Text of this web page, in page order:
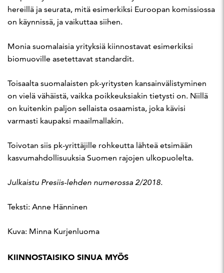
hereillä ja seurata, mitä esimerkiksi Euroopan komissiossa
on käynnissä, ja vaikuttaa siihen.
Monia suomalaisia yrityksiä kiinnostavat esimerkiksi
biomuoville asetettavat standardit.
Toisaalta suomalaisten pk-yritysten kansainvälistyminen
on vielä vähäistä, vaikka poikkeuksiakin tietysti on. Niillä
on kuitenkin paljon sellaista osaamista, joka kävisi
varmasti kaupaksi maailmallakin.
Toivotan siis pk-yrittäjille rohkeutta lähteä etsimään
kasvumahdollisuuksia Suomen rajojen ulkopuolelta.
Julkaistu Presiis-lehden numerossa 2/2018.
Teksti: Anne Hänninen
Kuva: Minna Kurjenluoma
KIINNOSTAISIKO SINUA MYÖS